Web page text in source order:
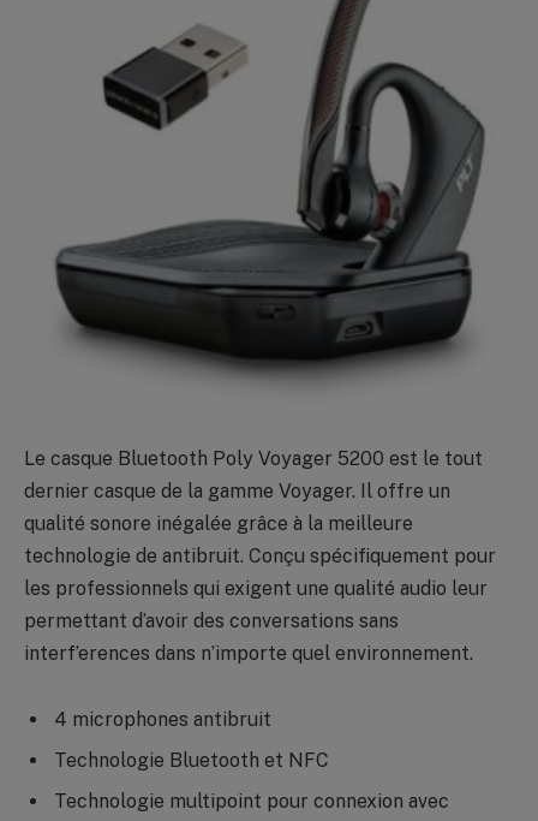
Le casque Bluetooth Poly Voyager 5200 est le tout
dernier casque de la gamme Voyager. Il offre un
qualité sonore inégalée grâce à la meilleure
technologie de antibruit. Conçu spécifiquement pour
les professionnels qui exigent une qualité audio leur
permettant d’avoir des conversations sans
interf’erences dans n’importe quel environnement.
4 microphones antibruit
Technologie Bluetooth et NFC
Technologie multipoint pour connexion avec